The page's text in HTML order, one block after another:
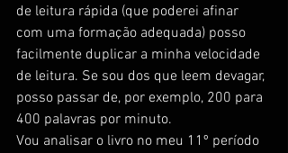
de leitura rápida (que poderei afinar
com uma formação adequada) posso
facilmente duplicar a minha velocidade
de leitura. Se sou dos que leem devagar,
posso passar de, por exemplo, 200 para
400 palavras por minuto.
Vou analisar o livro no meu 11º período